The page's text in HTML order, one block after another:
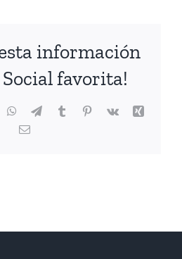
información
favorita!
WhatsApp
TelegramTumblrPinterest
Vk
Xing
Correo